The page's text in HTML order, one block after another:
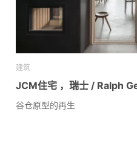
建筑
JCM住宅 ，瑞士 / Ralph
谷仓原型的再生